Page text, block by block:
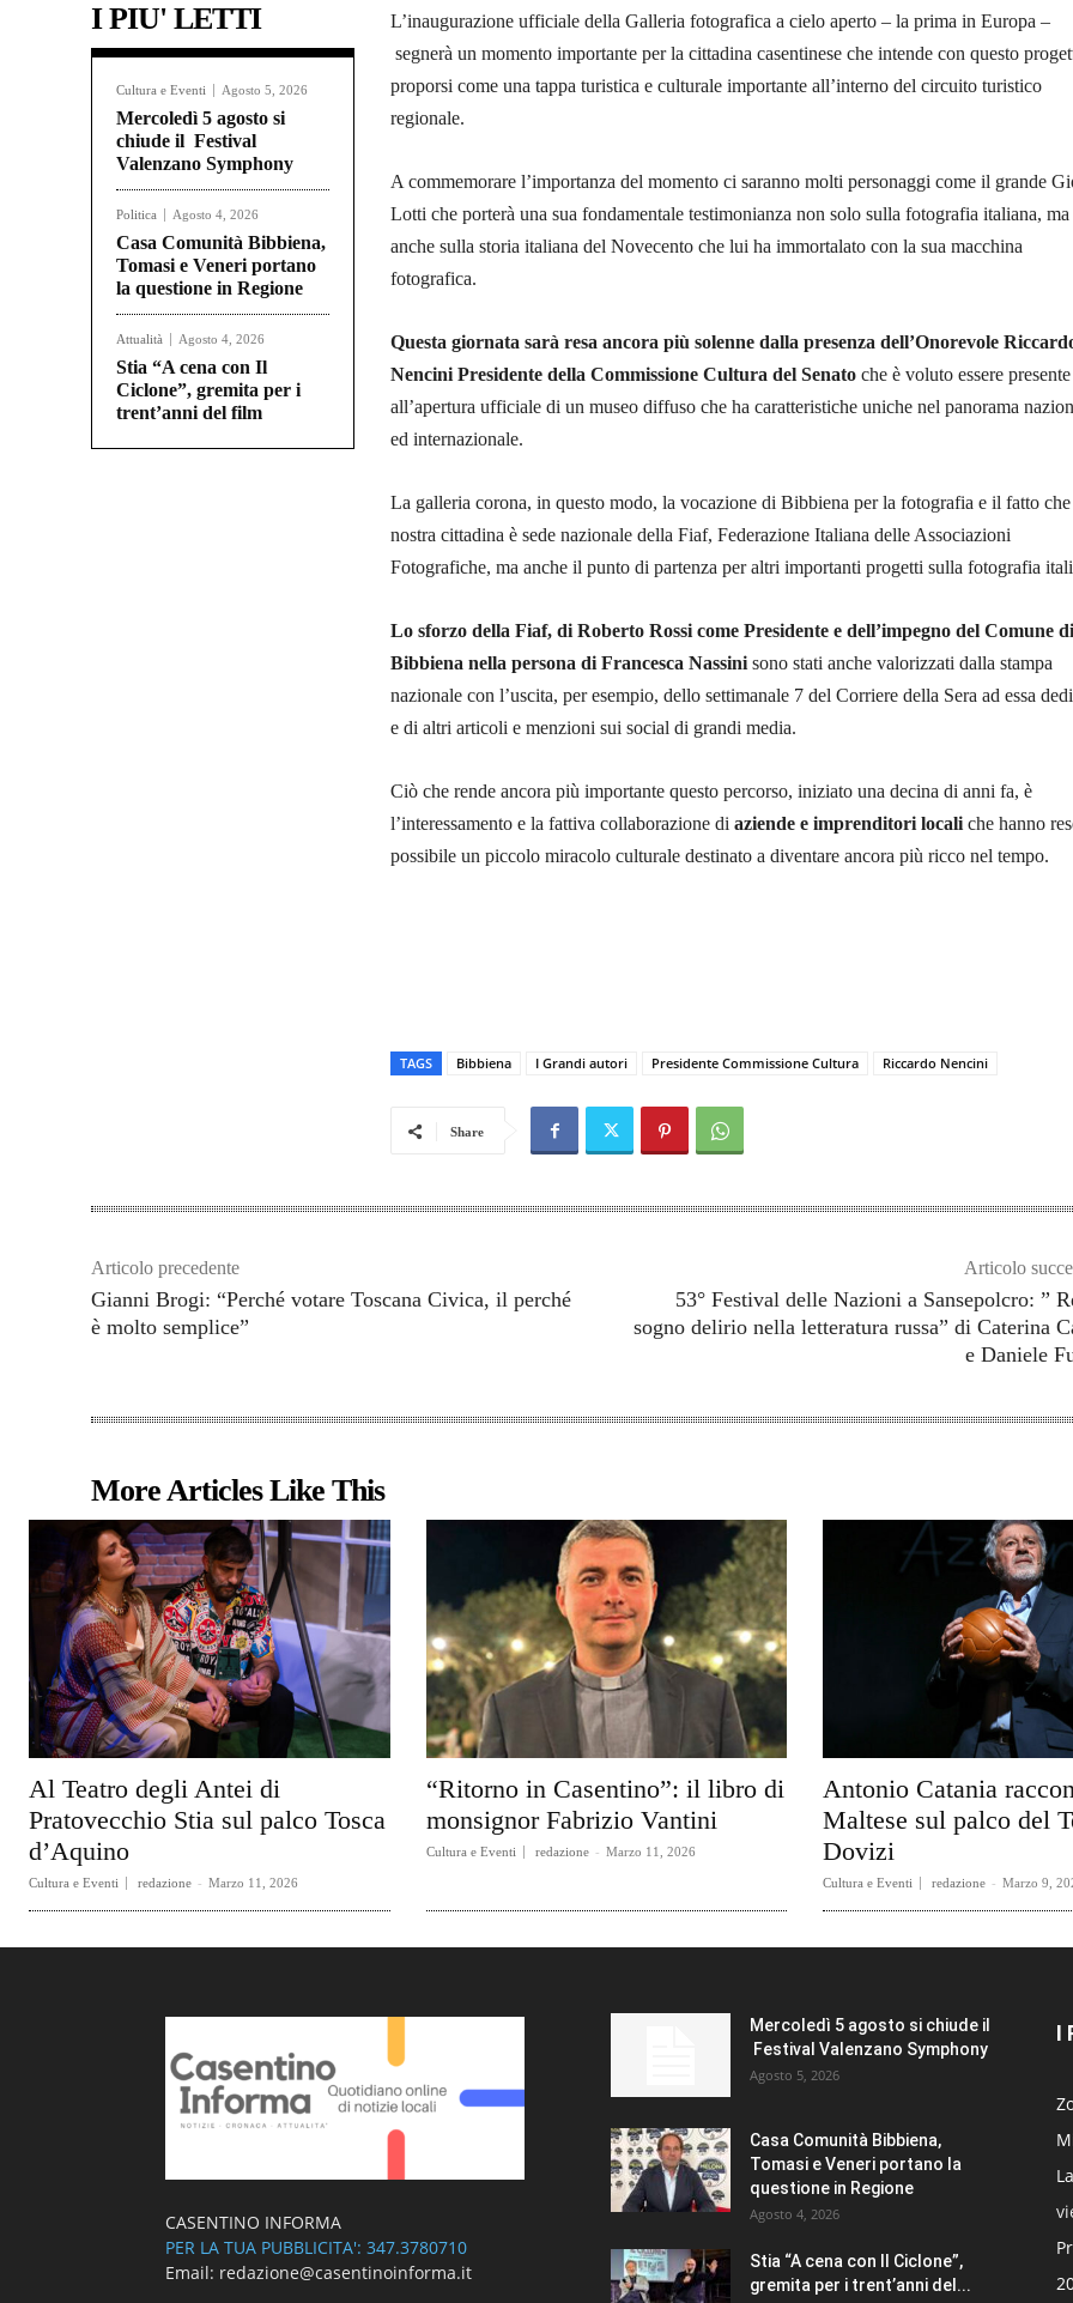
I PIU' LETTI
Cultura e Eventi Agosto 5, 2026
Mercoledì 5 agosto si
chiude il Festival
Valenzano Symphony
Politica Agosto 4, 2026
Casa Comunità Bibbiena,
Tomasi e Veneri portano
la questione in Regione
Attualità Agosto 4, 2026
Stia “A cena con Il
Ciclone”, gremita per i
trent’anni del film
L’inaugurazione ufficiale della Galleria fotografica a cielo aperto – la prima in Europa –
segnerà un momento importante per la cittadina casentinese che intende con questo
proporsi come una tappa turistica e culturale importante all’interno del circuito turistico
regionale.
A commemorare l’importanza del momento ci saranno molti personaggi come il grande
Lotti che porterà una sua fondamentale testimonianza non solo sulla fotografia italiana, ma
anche sulla storia italiana del Novecento che lui ha immortalato con la sua macchina
fotografica.
Questa giornata sarà resa ancora più solenne dalla presenza dell’Onorevole
Nencini Presidente della Commissione Cultura del Senato che è voluto essere presente
all’apertura ufficiale di un museo diffuso che ha caratteristiche uniche nel panorama
ed internazionale.
La galleria corona, in questo modo, la vocazione di Bibbiena per la fotografia e il fatto che
nostra cittadina è sede nazionale della Fiaf, Federazione Italiana delle Associazioni
Fotografiche, ma anche il punto di partenza per altri importanti progetti sulla fotografia
Lo sforzo della Fiaf, di Roberto Rossi come Presidente e dell’impegno del Comune di
Bibbiena nella persona di Francesca Nassini sono stati anche valorizzati dalla stampa
nazionale con l’uscita, per esempio, dello settimanale 7 del Corriere della Sera ad essa
e di altri articoli e menzioni sui social di grandi media.
Ciò che rende ancora più importante questo percorso, iniziato una decina di anni fa, è
l’interessamento e la fattiva collaborazione di aziende e imprenditori locali che hanno
possibile un piccolo miracolo culturale destinato a diventare ancora più ricco nel tempo.
TAGS Bibbiena I Grandi autori Presidente Commissione Cultura Riccardo Nencini
Share
Articolo precedente
Gianni Brogi: “Perché votare Toscana Civica, il perché
è molto semplice”
Articolo
53° Festival delle Nazioni a Sansepolcro: ”
sogno delirio nella letteratura russa” di Caterina
e Daniele
More Articles Like This
Al Teatro degli Antei di
Pratovecchio Stia sul palco Tosca
d’Aquino
Cultura e Eventi redazione - Marzo 11, 2026
“Ritorno in Casentino”: il libro di
monsignor Fabrizio Vantini
Cultura e Eventi redazione - Marzo 11, 2026
Antonio Catania
Maltese sul palco del
Dovizi
Cultura e Eventi redazione - Marzo 9,
CASENTINO INFORMA
PER LA TUA PUBBLICITA': 347.3780710
Email: redazione@casentinoinforma.it
Mercoledì 5 agosto si chiude il
Festival Valenzano Symphony
Agosto 5, 2026
Casa Comunità Bibbiena,
Tomasi e Veneri portano la
questione in Regione
Agosto 4, 2026
Stia “A cena con Il Ciclone”,
gremita per i trent’anni del...
I